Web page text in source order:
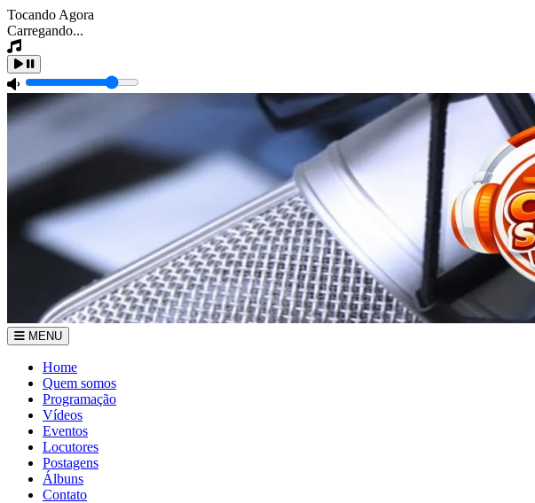
Tocando Agora
Carregando...
MENU
Home
Quem somos
Programação
Vídeos
Eventos
Locutores
Postagens
Álbuns
Contato